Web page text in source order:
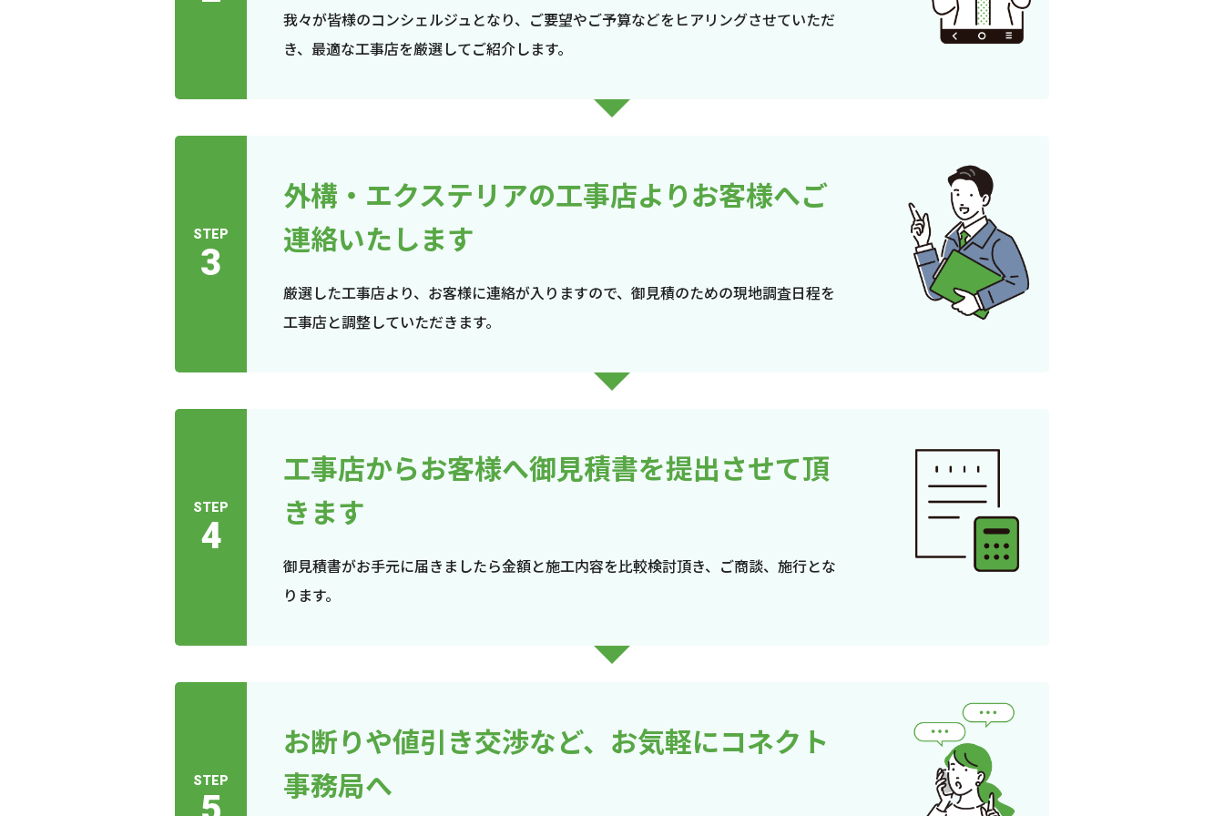
我々が皆様のコンシェルジュとなり、ご要望やご予算などをヒアリングさせていただ
き、最適な工事店を厳選してご紹介します。
STEP
3
外構・エクステリアの工事店よりお客様へご
連絡いたします
厳選した工事店より、お客様に連絡が入りますので、御見積のための現地調査日程を
工事店と調整していただきます。
STEP
4
工事店からお客様へ御見積書を提出させて頂
きます
御見積書がお手元に届きましたら金額と施工内容を比較検討頂き、ご商談、施行とな
ります。
STEP
お断りや値引き交渉など、お気軽にコネクト
事務局へ